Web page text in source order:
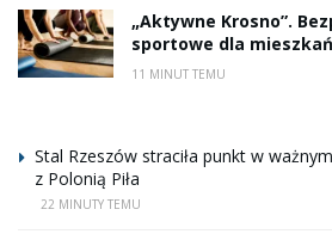
„Aktywne Krosno”.
sportowe dla
11 MINUT TEMU
Stal Rzeszów straciła punkt w
z Polonią Piła
22 MINUTY TEMU